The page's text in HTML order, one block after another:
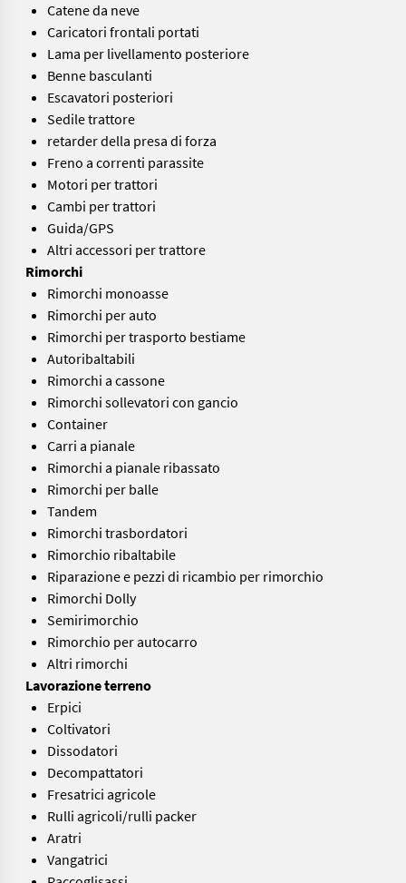
Catene da neve
Caricatori frontali portati
Lama per livellamento posteriore
Benne basculanti
Escavatori posteriori
Sedile trattore
retarder della presa di forza
Freno a correnti parassite
Motori per trattori
Cambi per trattori
Guida/GPS
Altri accessori per trattore
Rimorchi
Rimorchi monoasse
Rimorchi per auto
Rimorchi per trasporto bestiame
Autoribaltabili
Rimorchi a cassone
Rimorchi sollevatori con gancio
Container
Carri a pianale
Rimorchi a pianale ribassato
Rimorchi per balle
Tandem
Rimorchi trasbordatori
Rimorchio ribaltabile
Riparazione e pezzi di ricambio per rimorchio
Rimorchi Dolly
Semirimorchio
Rimorchio per autocarro
Altri rimorchi
Lavorazione terreno
Erpici
Coltivatori
Dissodatori
Decompattatori
Fresatrici agricole
Rulli agricoli/rulli packer
Aratri
Vangatrici